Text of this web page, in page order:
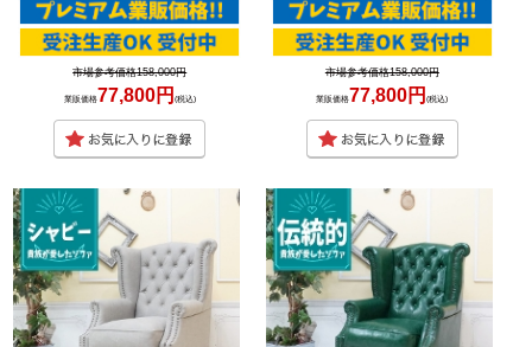
市場参考価格158,000円
業販価格77,800円 (税込)
市場参考価格158,000円
業販価格77,800円(税込)